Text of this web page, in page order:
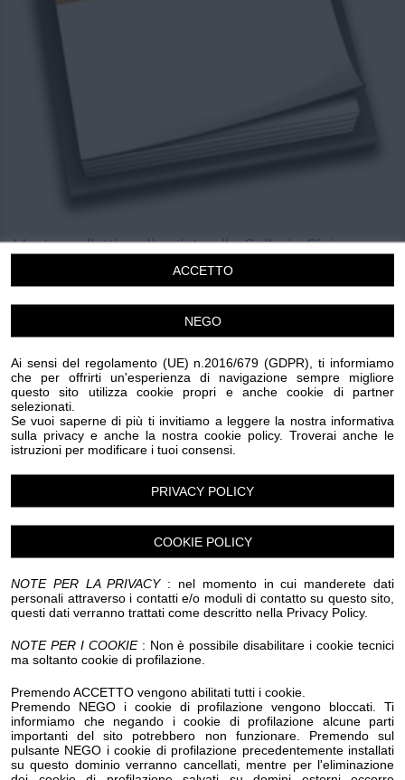
ACCETTO
NEGO
Ai sensi del regolamento (UE) n.2016/679 (GDPR), ti informiamo
che per offrirti un'esperienza di navigazione sempre migliore
questo sito utilizza cookie propri e anche cookie di partner
selezionati.
Se vuoi saperne di più ti invitiamo a leggere la nostra informativa
sulla privacy e anche la nostra cookie policy. Troverai anche le
istruzioni per modificare i tuoi consensi.
PRIVACY POLICY
COOKIE POLICY
NOTE PER LA PRIVACY: nel momento in cui manderete dati
personali attraverso i contatti e/o moduli di contatto su questo sito,
questi dati verranno trattati come descritto nella Privacy Policy.
NOTE PER I COOKIE: Non è possibile disabilitare i cookie tecnici
ma soltanto cookie di profilazione.
Premendo ACCETTO vengono abilitati tutti i cookie.
Premendo NEGO i cookie di profilazione vengono bloccati. Ti
informiamo che negando i cookie di profilazione alcune parti
importanti del sito potrebbero non funzionare. Premendo sul
pulsante NEGO i cookie di profilazione precedentemente installati
su questo dominio verranno cancellati, mentre per l'eliminazione
Mostra collettiva di artiste alla Galleria Civica
Domenica 7 Giugno 2026
Sanremo
Cultura
Luogo dell'evento su Google Maps
Condividi:
“Facciamo pace” è il titolo della mostra collettiva,
visitabile alla Galleria Civica di Sanremo fino al 21
giugno dalle 17.30 alle 19.30, nella quale di 16 artiste
(Collettivo Bracciano (Claire, Effe, Serena Mandrici,
Catalina Yaryes), Antonella Cotta, Silvia Crocicchi,
Claudia di Mario, Luciana Fabris, Giorgia Fantinuoli,
Paola Faraoni, Marisa Fogliarini, Asia Luberti, Loriana
Lucciarini, Daniela Mencarelli Hofmann, Chiara Pelizzi e
Anais Tiozzo) testimoniano con le loro opere l’orrore